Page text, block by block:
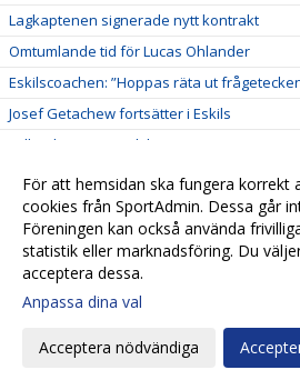
Lagkaptenen signerade nytt kontrakt
Omtumlande tid för Lucas Ohlander
Eskilscoachen: ”Hoppas räta ut
Josef Getachew fortsätter i Eskils
Falkenbergs FF - Eskilsminne IF
Ineffektivt Eskils föll igen
Eskilscoachen varnar för Ahlafors
Lamin Sarr: ”Nyttigt för mig att spela i
Eskilsminne IF - Ahlafors IF
Eskils bröt förlustsviten
Succédebut för 19-årige Amir men ny förlust
För att hemsidan ska fungera korrekt
cookies från SportAdmin. Dessa går
Föreningen kan också använda
statistik eller marknadsföring. Du
acceptera dessa.
Anpassa dina val
Acceptera nödvändiga